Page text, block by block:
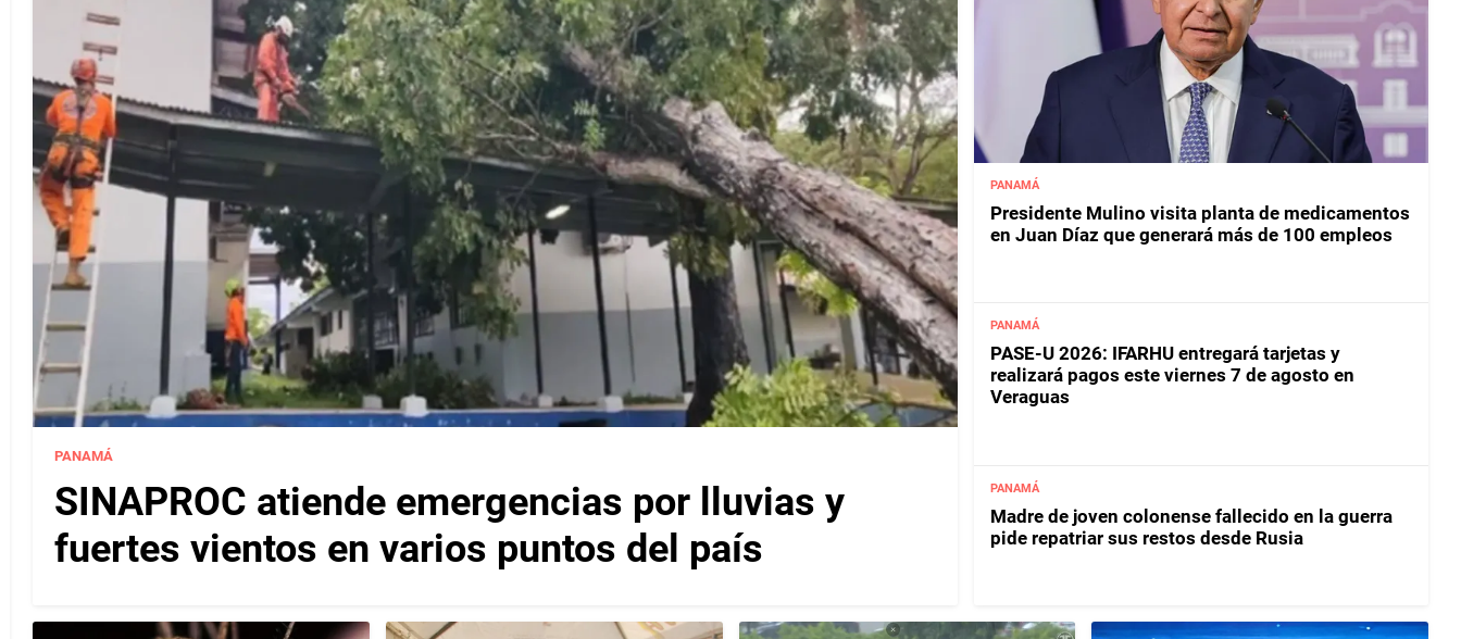
PANAMÁ
SINAPROC atiende emergencias por lluvias y
fuertes vientos en varios puntos del país
PANAMÁ
Presidente Mulino visita planta de medicamentos
en Juan Díaz que generará más de 100 empleos
PANAMÁ
PASE-U 2026: IFARHU entregará tarjetas y
realizará pagos este viernes 7 de agosto en
Veraguas
PANAMÁ
Madre de joven colonense fallecido en la guerra
pide repatriar sus restos desde Rusia